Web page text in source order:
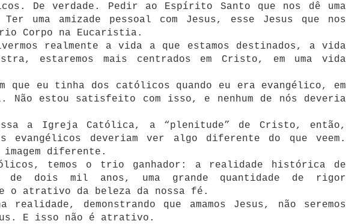
De verdade. Pedir ao Espírito Santo que nos dê uma
uma amizade pessoal com Jesus, esse Jesus que nos
Corpo na Eucaristia.
realmente a vida a que estamos destinados, a vida
estaremos mais centrados em Cristo, em uma vida
que eu tinha dos católicos quando eu era evangélico, em
Não estou satisfeito com isso, e nenhum de nós deveria
a Igreja Católica, a “plenitude” de Cristo, então,
evangélicos deveriam ver algo diferente do que veem.
imagem diferente.
temos o trio ganhador: a realidade histórica de
de dois mil anos, uma grande quantidade de rigor
o atrativo da beleza da nossa fé.
demonstrando que amamos Jesus, não seremos
E isso não é atrativo.